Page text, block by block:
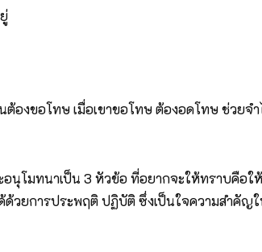
งขอโทษ เมื่อเขาขอโทษ ต้องอดโทษ ช่วยจำ
มทนาเป็น 3 หัวข้อ ที่อยากจะให้ทราบคือให้
วยการประพฤติ ปฏิบัติ ซึ่งเป็นใจความสำคัญ